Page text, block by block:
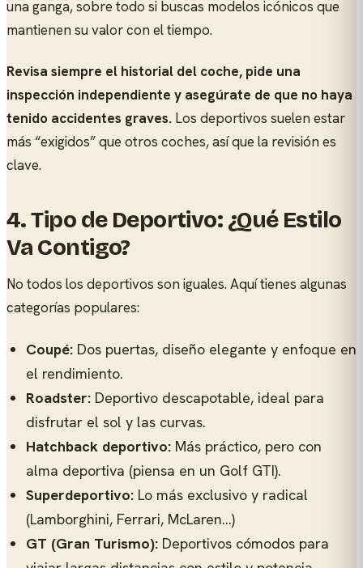
una ganga, sobre todo si buscas modelos icónicos que
mantienen su valor con el tiempo.
Revisa siempre el historial del coche, pide una
inspección independiente y asegúrate de que no haya
tenido accidentes graves. Los deportivos suelen estar
más “exigidos” que otros coches, así que la revisión es
clave.
4. Tipo de Deportivo: ¿Qué Estilo
Va Contigo?
No todos los deportivos son iguales. Aquí tienes algunas
categorías populares:
Coupé: Dos puertas, diseño elegante y enfoque en
el rendimiento.
Roadster: Deportivo descapotable, ideal para
disfrutar el sol y las curvas.
Hatchback deportivo: Más práctico, pero con
alma deportiva (piensa en un Golf GTI).
Superdeportivo: Lo más exclusivo y radical
(Lamborghini, Ferrari, McLaren...)
GT (Gran Turismo): Deportivos cómodos para